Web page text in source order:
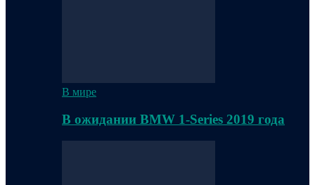
В мире
В ожидании BMW 1-Series 2019 года